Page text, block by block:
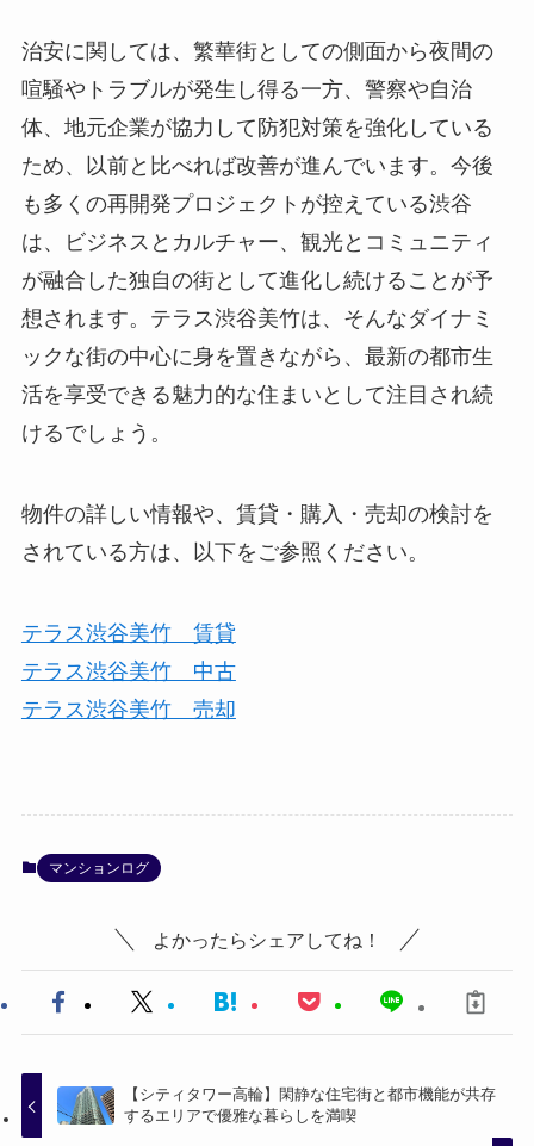
治安に関しては、繁華街としての側面から夜間の
喧騒やトラブルが発生し得る一方、警察や自治
体、地元企業が協力して防犯対策を強化している
ため、以前と比べれば改善が進んでいます。今後
も多くの再開発プロジェクトが控えている渋谷
は、ビジネスとカルチャー、観光とコミュニティ
が融合した独自の街として進化し続けることが予
想されます。テラス渋谷美竹は、そんなダイナミ
ックな街の中心に身を置きながら、最新の都市生
活を享受できる魅力的な住まいとして注目され続
けるでしょう。
物件の詳しい情報や、賃貸・購入・売却の検討を
されている方は、以下をご参照ください。
テラス渋谷美竹 賃貸
テラス渋谷美竹 中古
テラス渋谷美竹 売却
マンションログ
よかったらシェアしてね！
【シティタワー高輪】閑静な住宅街と都市機能が共存
するエリアで優雅な暮らしを満喫